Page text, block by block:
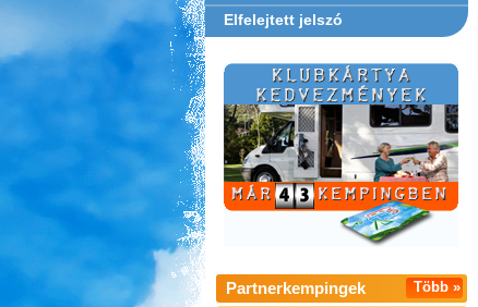
Elfelejtett jelszó
Több »
Partnerkempingek
Thermál- és Strandfürdő
Kemping, Kiskőrös